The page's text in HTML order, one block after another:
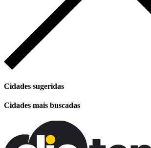
Cidades sugeridas
Cidades mais buscadas